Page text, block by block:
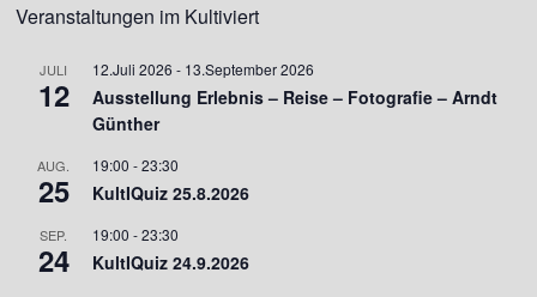
Veranstaltungen im Kultiviert
JULI
12
12.Juli 2026 - 13.September 2026
Ausstellung Erlebnis – Reise – Fotografie – Arndt
Günther
AUG.
25
19:00 -23:30
KultIQuiz 25.8.2026
SEP.
24
19:00 -23:30
KultIQuiz 24.9.2026